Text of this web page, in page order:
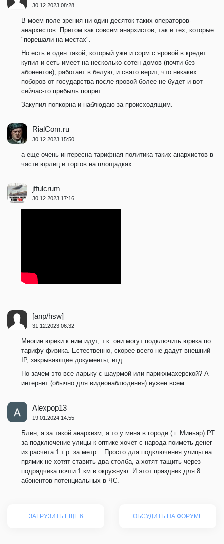
30.12.2023 08:28
В моем поле зрения ни один десяток таких операторов-
анархистов. Притом как совсем анархистов, так и тех, которые
"порешали на местах".
Но есть и один такой, который уже и сорм с яровой в кредит
купил и сеть имеет на несколько сотен домов (почти без
абонентов), работает в белую, и свято верит, что никаких
поборов от государства после яровой более не будет и вот
сейчас-то прибыль попрет.
Закупил попкорна и наблюдаю за происходящим.
RialCom.ru
30.12.2023 15:50
а еще очень интересна тарифная политика таких анархистов в
части юрлиц и торгов на площадках
jffulcrum
30.12.2023 17:16
[anp/hsw]
31.12.2023 06:32
Многие юрики к ним идут, т.к. они могут подключить юрика по
тарифу физика. Естественно, скорее всего не дадут внешний
IP, закрывающие документы, итд.
Но зачем это все ларьку с шаурмой или парикхмахерской? А
интернет (обычно для видеонаблюдения) нужен всем.
Alexpop13
19.01.2024 14:55
Блин, я за такой анархизм, а то у меня в городе ( г. Миньяр) РТ
за подключение улицы к оптике хочет с народа поиметь денег
из расчета 1 т.р. за метр... Просто для подключения улицы на
прямик не хотят ставить два столба, а хотят тащить через
подрядчика почти 1 км в окружную. И этот праздник для 8
абонентов потенциальных в ЧС.
ЗАГРУЗИТЬ ЕЩЕ 6 ОБСУДИТЬ НА ФОРУМЕ